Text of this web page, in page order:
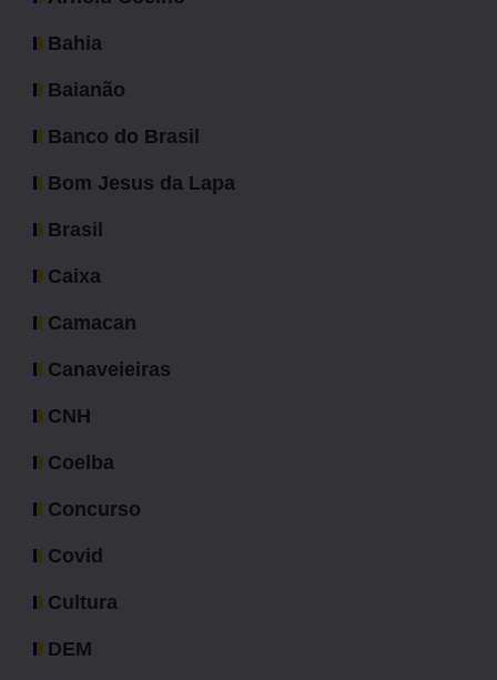
Bahia
Baianão
Banco do Brasil
Bom Jesus da Lapa
Brasil
Caixa
Camacan
Canaveieiras
CNH
Coelba
Concurso
Covid
Cultura
DEM